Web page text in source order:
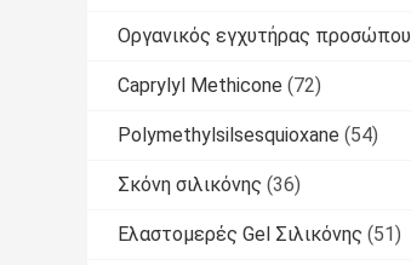
Οργανικός εγχυτήρας προσώπου
Caprylyl Methicone (72)
Polymethylsilsesquioxane (54)
Σκόνη σιλικόνης (36)
Ελαστομερές Gel Σιλικόνης (51)